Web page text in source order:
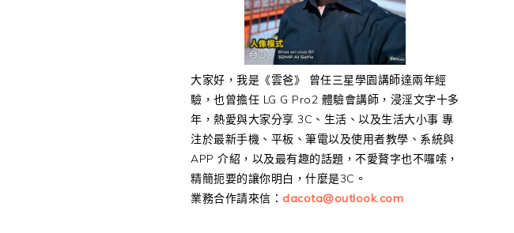
大家好，我是《雲爸》 曾任三星學園講師達兩年經
驗，也曾擔任 LG G Pro2 體驗會講師，浸淫文字十多
年，熱愛與大家分享 3C、生活、以及生活大小事 專
注於最新手機、平板、筆電以及使用者教學、系統與
APP 介紹，以及最有趣的話題，不愛贅字也不囉嗦，
精簡扼要的讓你明白，什麼是3C。
業務合作請來信： dacota@outlook.com